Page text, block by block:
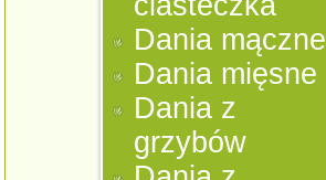
Dania mączne
Dania mięsne
Dania z
grzybów